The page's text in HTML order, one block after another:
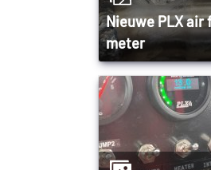
Nieuwe PLX air fuel
meter